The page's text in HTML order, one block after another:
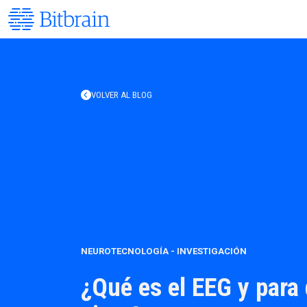
VOLVER AL BLOG
NEUROTECNOLOGÍA- INVESTIGACIÓN
¿Qué es el EEG y para